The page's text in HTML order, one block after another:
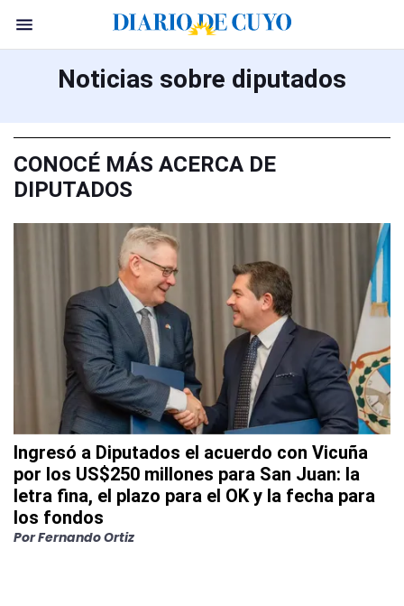
Noticias sobre diputados
CONOCÉ MÁS ACERCA DE
DIPUTADOS
Ingresó a Diputados el acuerdo con Vicuña
por los US$250 millones para San Juan: la
letra fina, el plazo para el OK y la fecha para
los fondos
Por Fernando Ortiz